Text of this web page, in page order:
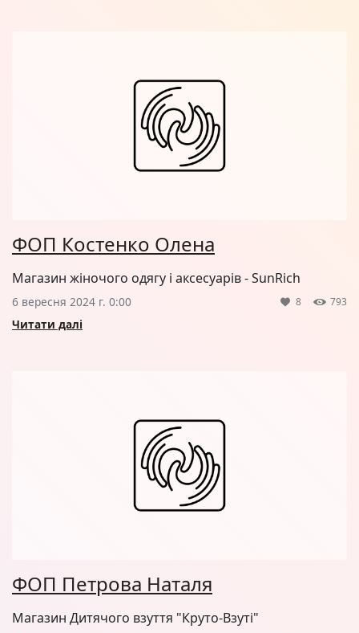
ФОП Костенко Олена
Магазин жіночого одягу і аксесуарів - SunRich
6 вересня 2024 г. 0:00 8 793
Читати далі
ФОП Петрова Наталя
Магазин Дитячого взуття "Круто-Взуті"